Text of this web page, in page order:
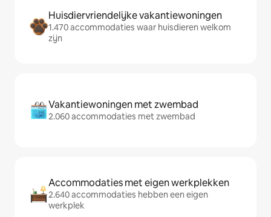
Huisdiervriendelijke vakantiewoningen
1.470 accommodaties waar huisdieren welkom
zijn
Vakantiewoningen met zwembad
2.060 accommodaties met zwembad
Accommodaties met eigen werkplekken
2.640 accommodaties hebben een eigen
werkplek